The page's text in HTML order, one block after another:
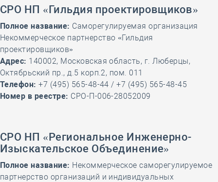
СРО НП «Гильдия проектировщиков»
Полное название: Саморегулируемая организация
Некоммерческое партнерство «Гильдия
проектировщиков»
Адрес: 140002, Московская область, г. Люберцы,
Октябрьский пр., д.5 корп.2, пом. 011
Телефон: +7 (495) 565-48-44 / +7 (495) 565-48-45
Номер в реестре: СРО-П-006-28052009
СРО НП «Региональное Инженерно-
Изыскательское Объединение»
Полное название: Некоммерческое саморегулируемое
партнерство организаций и индивидуальных